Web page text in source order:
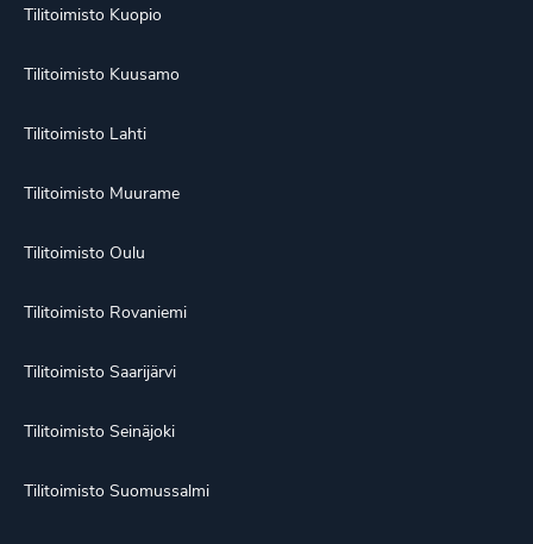
Tilitoimisto Kuopio
Tilitoimisto Kuusamo
Tilitoimisto Lahti
Tilitoimisto Muurame
Tilitoimisto Oulu
Tilitoimisto Rovaniemi
Tilitoimisto Saarijärvi
Tilitoimisto Seinäjoki
Tilitoimisto Suomussalmi